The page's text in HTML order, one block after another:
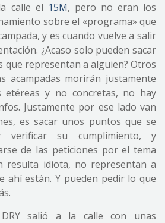
calle el 15M, pero no eran los
sobre el «programa» que
y es cuando vuelve a salir
¿Acaso solo pueden sacar
que representan a alguien? Otros
acampadas morirán justamente
etéreas y no concretas, no hay
Justamente por ese lado van
es sacar unos puntos que se
verificar su cumplimiento, y
de las peticiones por el tema
resulta idiota, no representan a
ahí están. Y pueden pedir lo que
salió a la calle con unas